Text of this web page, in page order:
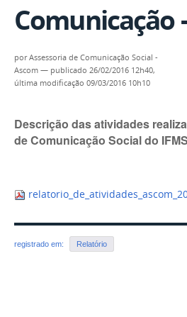
Comunicação
porAssessoria de Comunicação Social -
Ascom — publicado 26/02/2016 12h40,
última modificação 09/03/2016 10h10
Descrição das atividades
de Comunicação Social do IFMS
registrado em: Relatório